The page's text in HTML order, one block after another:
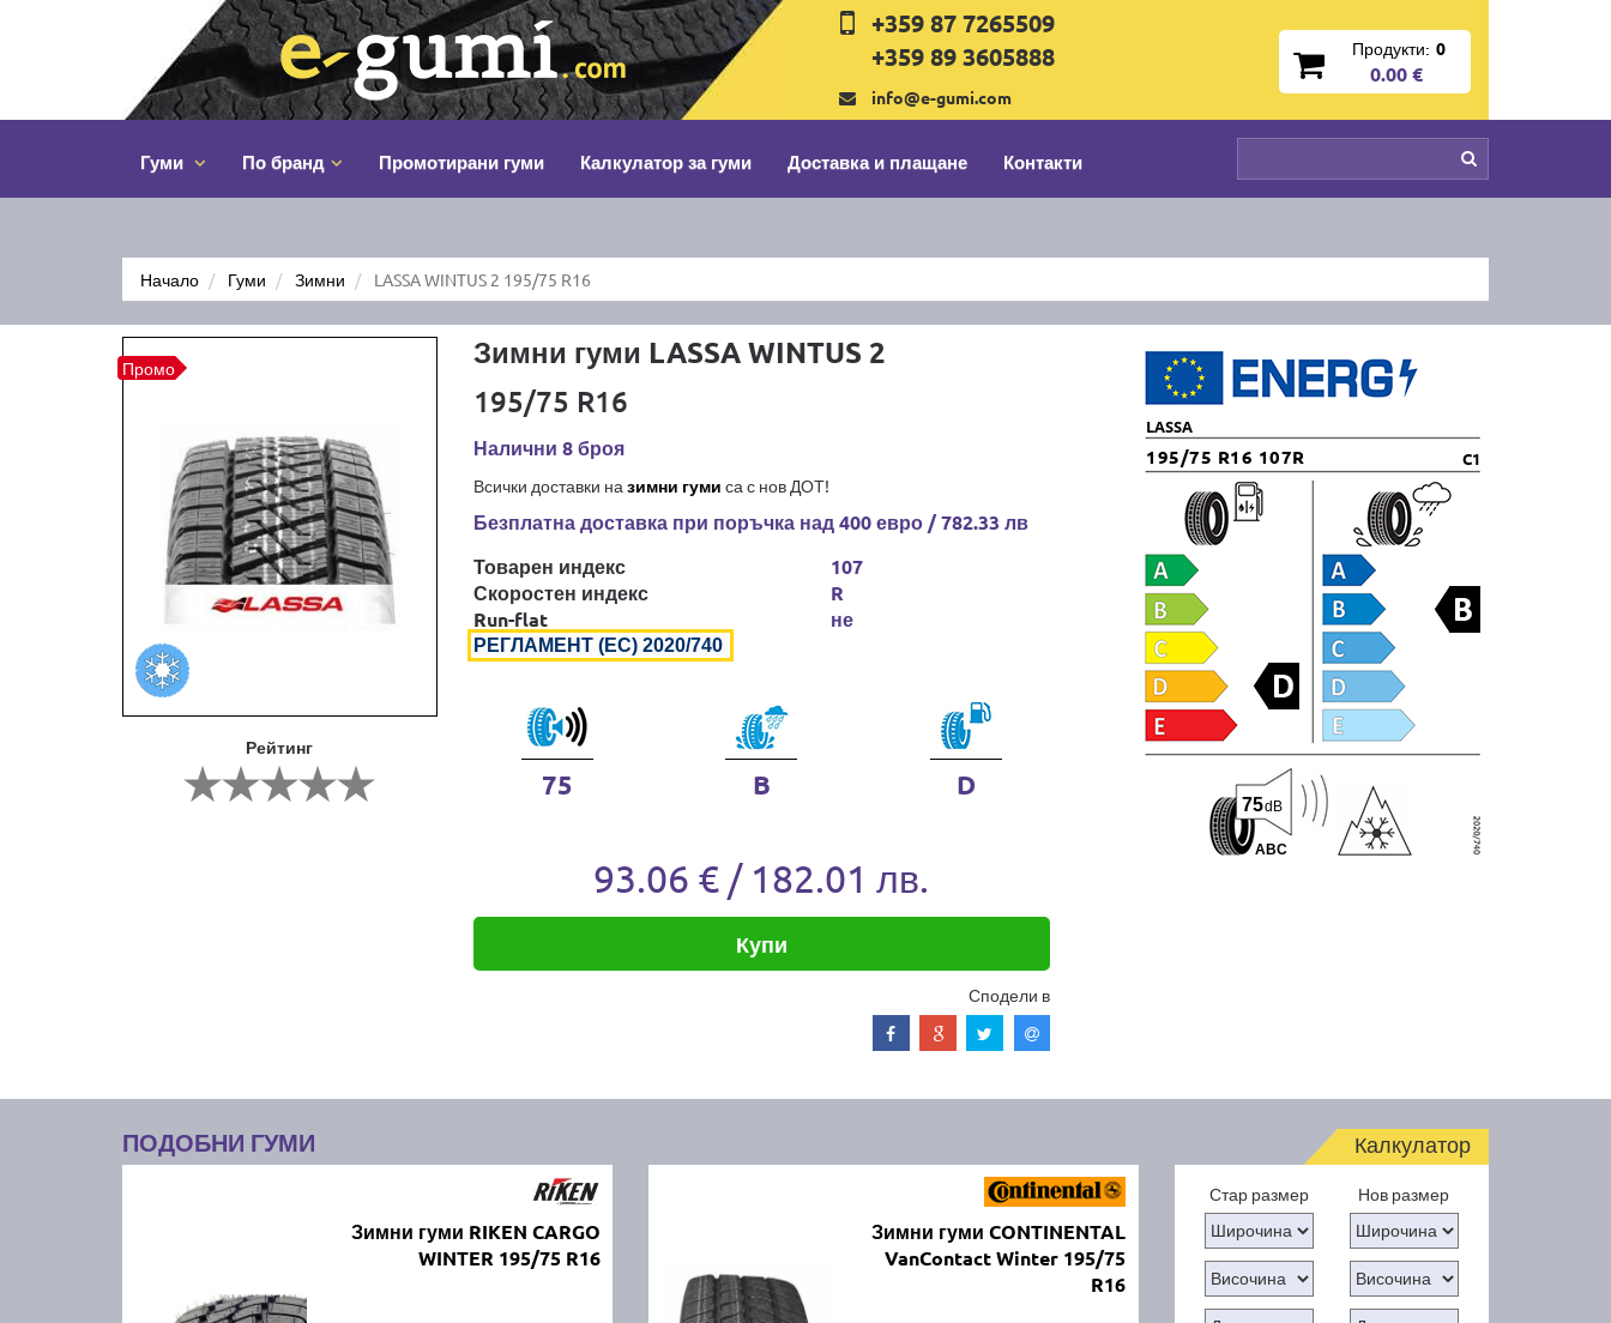
+359 87 7265509
+359 89 3605888
info@e-gumi.com
Продукти: 0
0.00 €
Гуми По бранд Промотирани гуми Калкулатор за гуми Доставка и плащане Контакти
Начало Гуми Зимни LASSA WINTUS 2 195/75 R16
Промо
Рейтинг
Зимни гуми LASSA WINTUS 2
195/75 R16
Налични 8 броя
Всички доставки на зимни гуми са с нов ДОТ!
Безплатна доставка при поръчка над 400 евро / 782.33 лв
Товарен индекс
Скоростен индекс
Run-flat
107
R
не
РЕГЛАМЕНТ (ЕС) 2020/740
75 B D
93.06 € / 182.01 лв.
Купи
Сподели в
LASSA
195/75 R16 107R C1
A BC
75dB
ПОДОБНИ ГУМИ
Зимни гуми RIKEN CARGO
WINTER 195/75 R16
Зимни гуми CONTINENTAL
VanContact Winter 195/75
R16
Калкулатор
Стар размер Нов размер